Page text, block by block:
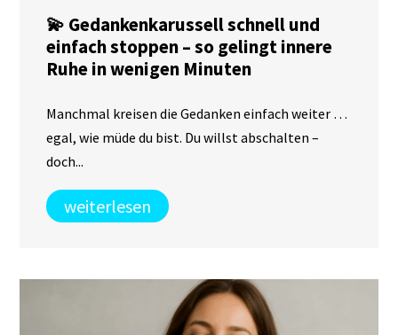
💫 Gedankenkarussell schnell und
einfach stoppen – so gelingt innere
Ruhe in wenigen Minuten
Manchmal kreisen die Gedanken einfach weiter …
egal, wie müde du bist. Du willst abschalten –
doch...
weiterlesen